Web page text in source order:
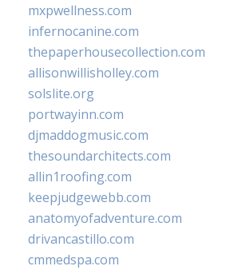
mxpwellness.com
infernocanine.com
thepaperhousecollection.com
allisonwillisholley.com
solslite.org
portwayinn.com
djmaddogmusic.com
thesoundarchitects.com
allin1roofing.com
keepjudgewebb.com
anatomyofadventure.com
drivancastillo.com
cmmedspa.com